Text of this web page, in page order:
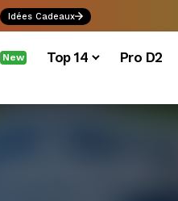
Idées Cadeaux
New Top 14 Pro D2